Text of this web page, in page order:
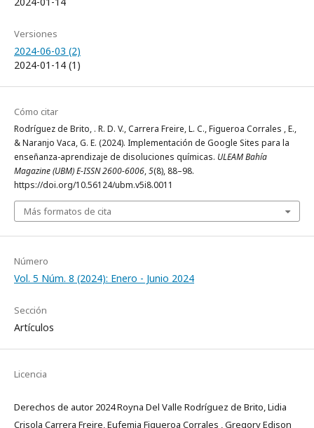
Versiones
2024-06-03 (2)
2024-01-14 (1)
Cómo citar
Rodríguez de Brito, . R. D. V., Carrera Freire, L. C., Figueroa Corrales , E.,
& Naranjo Vaca, G. E. (2024). Implementación de Google Sites para la
enseñanza-aprendizaje de disoluciones químicas. ULEAM Bahía
Magazine (UBM) E-ISSN 2600-6006,5(8), 88–98.
https://doi.org/10.56124/ubm.v5i8.0011
Más formatos de cita
Número
Vol. 5 Núm. 8 (2024): Enero - Junio 2024
Sección
Artículos
Licencia
Derechos de autor 2024 Royna Del Valle Rodríguez de Brito, Lidia
Crisola Carrera Freire, Eufemia Figueroa Corrales , Gregory Edison